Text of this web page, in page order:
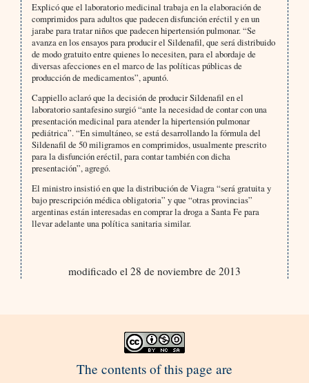
Explicó que el laboratorio medicinal trabaja en la elaboración de
comprimidos para adultos que padecen disfunción eréctil y en un
jarabe para tratar niños que padecen hipertensión pulmonar. “Se
avanza en los ensayos para producir el Sildenafil, que será distribuido
de modo gratuito entre quienes lo necesiten, para el abordaje de
diversas afecciones en el marco de las políticas públicas de
producción de medicamentos”, apuntó.
Cappiello aclaró que la decisión de producir Sildenafil en el
laboratorio santafesino surgió “ante la necesidad de contar con una
presentación medicinal para atender la hipertensión pulmonar
pediátrica”. “En simultáneo, se está desarrollando la fórmula del
Sildenafil de 50 miligramos en comprimidos, usualmente prescrito
para la disfunción eréctil, para contar también con dicha
presentación”, agregó.
El ministro insistió en que la distribución de Viagra “será gratuita y
bajo prescripción médica obligatoria” y que “otras provincias”
argentinas están interesadas en comprar la droga a Santa Fe para
llevar adelante una política sanitaria similar.
modificado el 28 de noviembre de 2013
The contents of this page are